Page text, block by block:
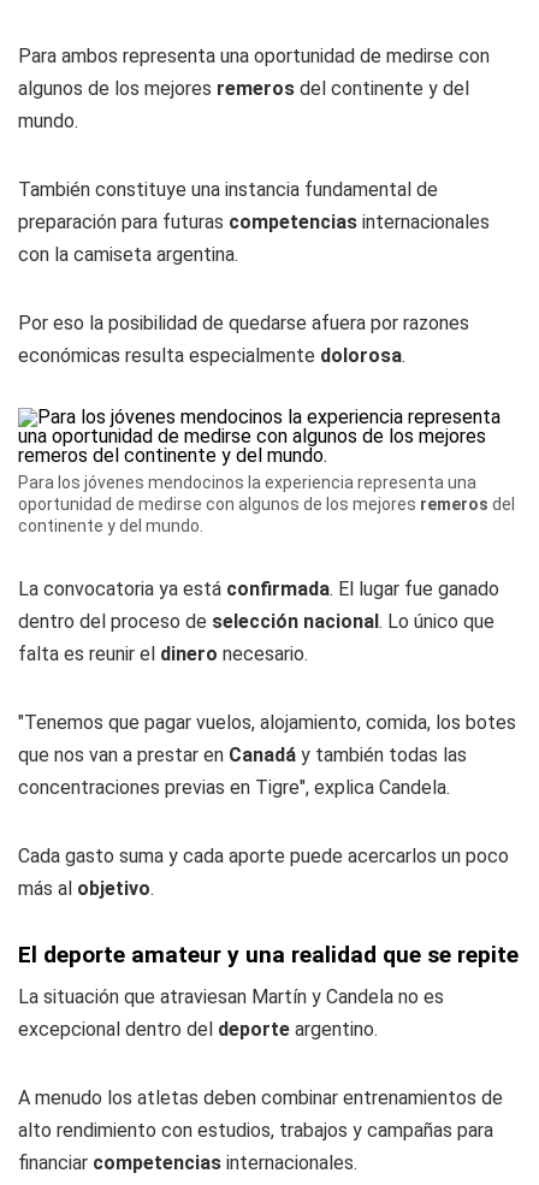
Para ambos representa una oportunidad de medirse con
algunos de los mejores remeros del continente y del
mundo.
También constituye una instancia fundamental de
preparación para futuras competencias internacionales
con la camiseta argentina.
Por eso la posibilidad de quedarse afuera por razones
económicas resulta especialmente dolorosa.
Para los jóvenes mendocinos la experiencia representa una
oportunidad de medirse con algunos de los mejores remeros del
continente y del mundo.
La convocatoria ya está confirmada. El lugar fue ganado
dentro del proceso de selección nacional. Lo único que
falta es reunir el dinero necesario.
"Tenemos que pagar vuelos, alojamiento, comida, los botes
que nos van a prestar en Canadá y también todas las
concentraciones previas en Tigre", explica Candela.
Cada gasto suma y cada aporte puede acercarlos un poco
más al objetivo.
El deporte amateur y una realidad que se repite
La situación que atraviesan Martín y Candela no es
excepcional dentro del deporte argentino.
A menudo los atletas deben combinar entrenamientos de
alto rendimiento con estudios, trabajos y campañas para
financiar competencias internacionales.